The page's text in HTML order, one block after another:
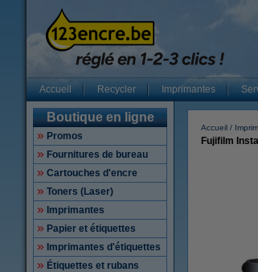
Accueil Recycler Imprimantes
Boutique en ligne
Promos
Fournitures de bureau
Cartouches d'encre
Toners (Laser)
Imprimantes
Papier et étiquettes
Imprimantes d'étiquettes
Étiquettes et rubans
Accueil
Fujifilm